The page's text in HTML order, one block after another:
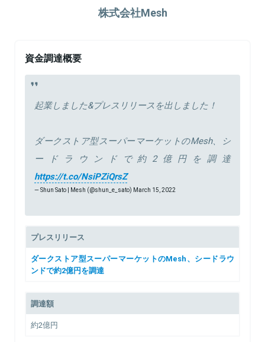
株式会社Mesh
資金調達概要
起業しました&プレスリリースを出しました！
ダークストア型スーパーマーケットのMesh、シ
ードラウンドで約2億円を調達
https://t.co/NsiPZiQrsZ
— Shun Sato | Mesh (@shun_e_sato) March 15, 2022
プレスリリース
ダークストア型スーパーマーケットのMesh、シードラウ
ンドで約2億円を調達
調達額
約2億円